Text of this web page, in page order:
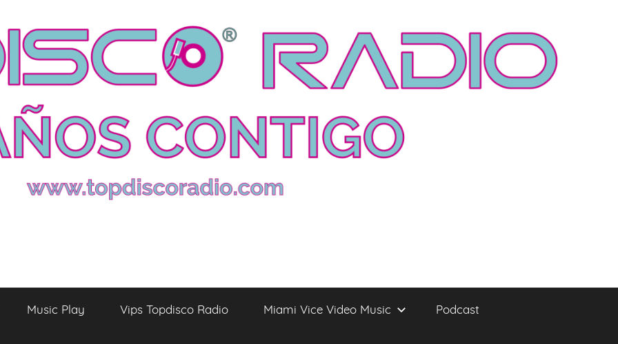
Music Play Vips Topdisco Radio Miami Vice Video Music Podcast